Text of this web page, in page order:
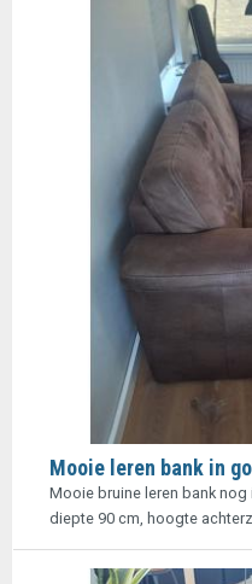
Mooie leren bank in
Mooie bruine leren bank nog
diepte 90 cm, hoogte